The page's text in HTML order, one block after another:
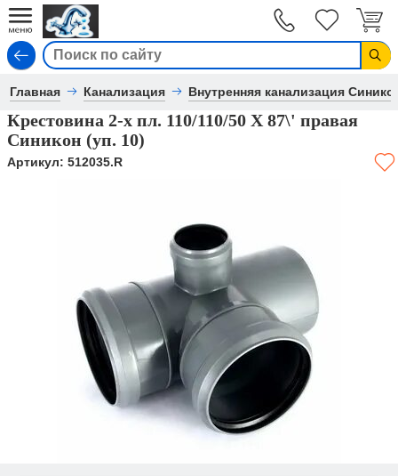
Главная Канализация Внутренняя канализация
Крестовина 2-х пл. 110/110/50 Х 87\' правая
Синикон (уп. 10)
Артикул: 512035.R